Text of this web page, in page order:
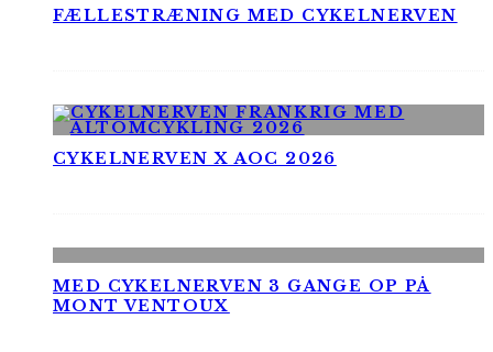
FÆLLESTRÆNING MED CYKELNERVEN
CYKELNERVEN X AOC 2026
MED CYKELNERVEN 3 GANGE OP PÅ
MONT VENTOUX